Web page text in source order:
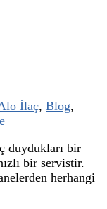
İlaç, Blog,
duydukları bir
bir servistir.
herhangi